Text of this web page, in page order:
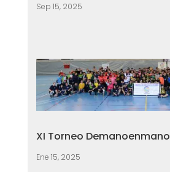
Sep 15, 2025
XI Torneo Demanoenmano
Ene 15, 2025